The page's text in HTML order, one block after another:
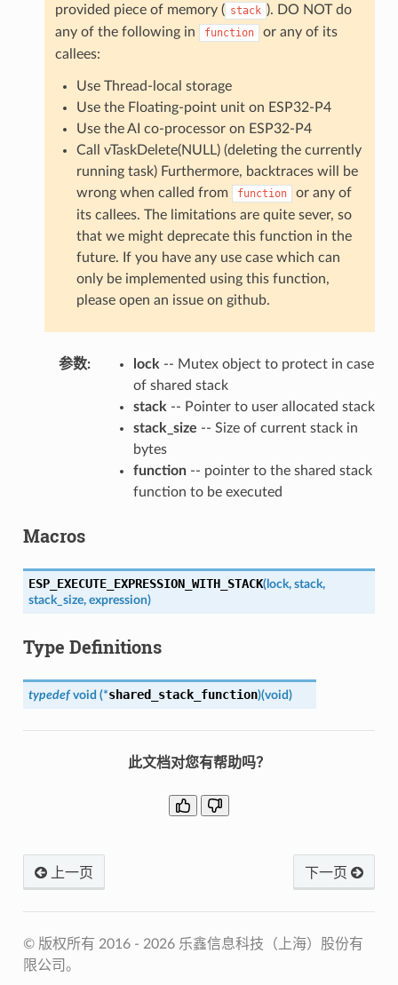
provided piece of memory ( stack ). DO NOT do
any of the following in
function
or any of its
callees:
Use Thread-local storage
Use the Floating-point unit on ESP32-P4
Use the AI co-processor on ESP32-P4
Call vTaskDelete(NULL) (deleting the currently
running task) Furthermore, backtraces will be
wrong when called from
function
or any of
its callees. The limitations are quite sever, so
that we might deprecate this function in the
future. If you have any use case which can
only be implemented using this function,
please open an issue on github.
参数: lock -- Mutex object to protect in case
of shared stack
stack -- Pointer to user allocated stack
stack_size -- Size of current stack in
bytes
function-- pointer to the shared stack
function to be executed
Macros
ESP_EXECUTE_EXPRESSION_WITH_STACK(lock, stack,
stack_size, expression)
Type Definitions
typedef void (*shared_stack_function)(void)
此文档对您有帮助吗？
上一页 下一页
© 版权所有 2016 - 2026 乐鑫信息科技（上海）股份有
限公司。